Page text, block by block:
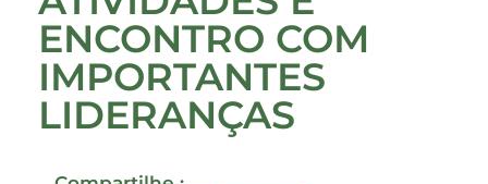
ENCONTRO COM
IMPORTANTES
LIDERANÇAS